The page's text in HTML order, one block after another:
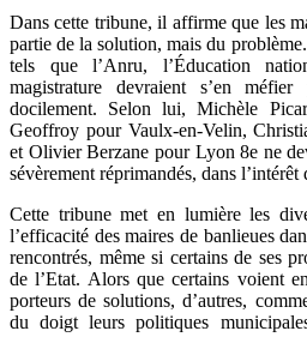
Dans cette tribune, il affirme que les
partie de la solution, mais du
tels que l’Anru, l’Éducation
magistrature devraient s’en
docilement. Selon lui, Michèle
Geoffroy pour Vaulx-en-Velin,
et Olivier Berzane pour Lyon 8e ne
sévèrement réprimandés, dans
Cette tribune met en lumière les
l’efficacité des maires de banlieues
rencontrés, même si certains de ses
de l’Etat. Alors que certains voient
porteurs de solutions, d’autres,
du doigt leurs politiques